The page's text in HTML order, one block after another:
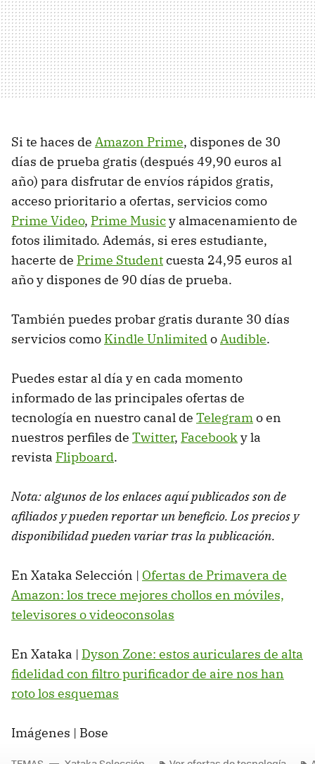
Si te haces de Amazon Prime, dispones de 30
días de prueba gratis (después 49,90 euros al
año) para disfrutar de envíos rápidos gratis,
acceso prioritario a ofertas, servicios como
Prime Video, Prime Musicy almacenamiento de
fotos ilimitado. Además, si eres estudiante,
hacerte de Prime Studentcuesta 24,95 euros al
año y dispones de 90 días de prueba.
También puedes probar gratis durante 30 días
servicios como Kindle UnlimitedoAudible.
Puedes estar al día y en cada momento
informado de las principales ofertas de
tecnología en nuestro canal de Telegramo en
nuestros perfiles de Twitter, Facebooky la
revista Flipboard.
Nota: algunos de los enlaces aquí publicados son de
afiliados y pueden reportar un beneficio. Los precios y
disponibilidad pueden variar tras la publicación.
En Xataka Selección | Ofertas de Primavera de
Amazon: los trece mejores chollos en móviles,
televisores o videoconsolas
En Xataka | Dyson Zone: estos auriculares de alta
fidelidad con filtro purificador de aire nos han
roto los esquemas
Imágenes | Bose